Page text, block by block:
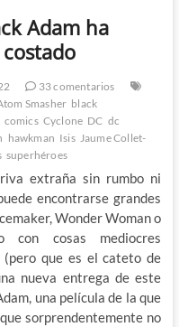
Adam ha
33 comentarios
Smasher black
comics Cyclone DC dc
hawkman Isis Jaume Collet-
superhéroes
extraña sin rumbo ni
encontrarse grandes
Wonder Woman o
con cosas mediocres
que es el cateto de
nueva entrega de este
una película de la que
sorprendentemente no